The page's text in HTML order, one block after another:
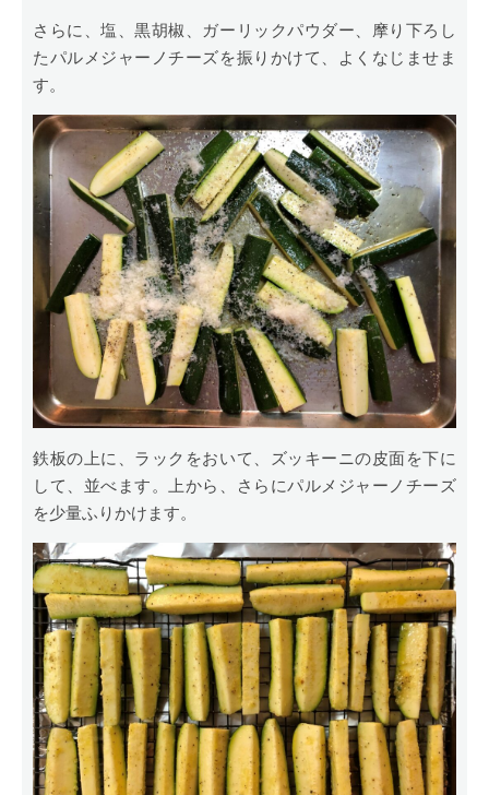
さらに、塩、黒胡椒、ガーリックパウダー、摩り下ろし
たパルメジャーノチーズを振りかけて、よくなじませま
す。
鉄板の上に、ラックをおいて、ズッキーニの皮面を下に
して、並べます。上から、さらにパルメジャーノチーズ
を少量ふりかけます。